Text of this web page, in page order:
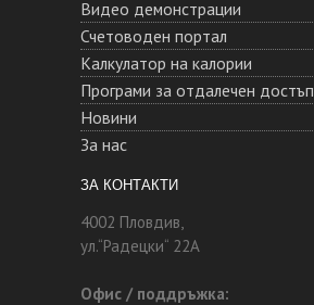
Видео демонстрации
Счетоводен портал
Калкулатор на калории
Програми за отдалечен достъп
Новини
За нас
ЗА КОНТАКТИ
4002 Пловдив,
ул.“Радецки“ 22А
Офис / поддръжка: